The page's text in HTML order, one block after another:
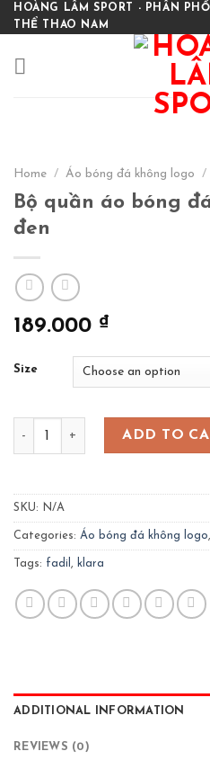
Skip
to
HOÀNG LÂM SPORT - PHÂN
THỂ THAO NAM
Home / Áo bóng đá không logo /
Bộ quần áo bóng
đen
189.000 ₫
Size
Bộ quần áo bóng đá Fadil-
ADD TO
SKU: N/A
Categories: Áo bóng đá không logo,
Tags: fadil , klara
ADDITIONAL INFORMATION
REVIEWS (0)